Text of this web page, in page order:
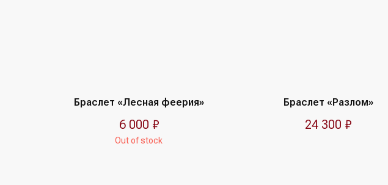
Браслет «Лесная феерия»
6 000 ₽
Out of stock
Браслет «Разлом»
24 300 ₽